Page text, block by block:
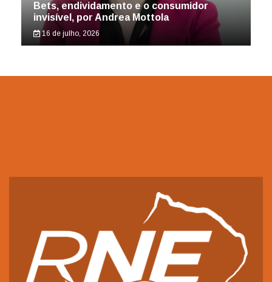
Bets, endividamento e o consumidor
invisível, por Andrea Mottola
16 de julho, 2026